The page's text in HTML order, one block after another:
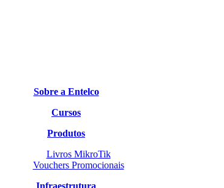
Sobre a Entelco
Cursos
Produtos
Livros MikroTik
Vouchers Promocionais
Infraestrutura